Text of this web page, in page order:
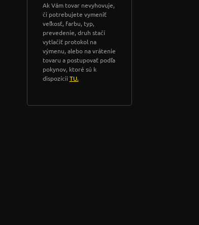
Ak Vám tovar nevyhovuje,
či potrebujete vymeniť
veľkosť, farbu, typ,
prevedenie, druh stačí
vytlačiť protokol na
výmenu, alebo na vrátenie
tovaru a postupovať podľa
pokynov, ktoré sú k
dispozícii TU.